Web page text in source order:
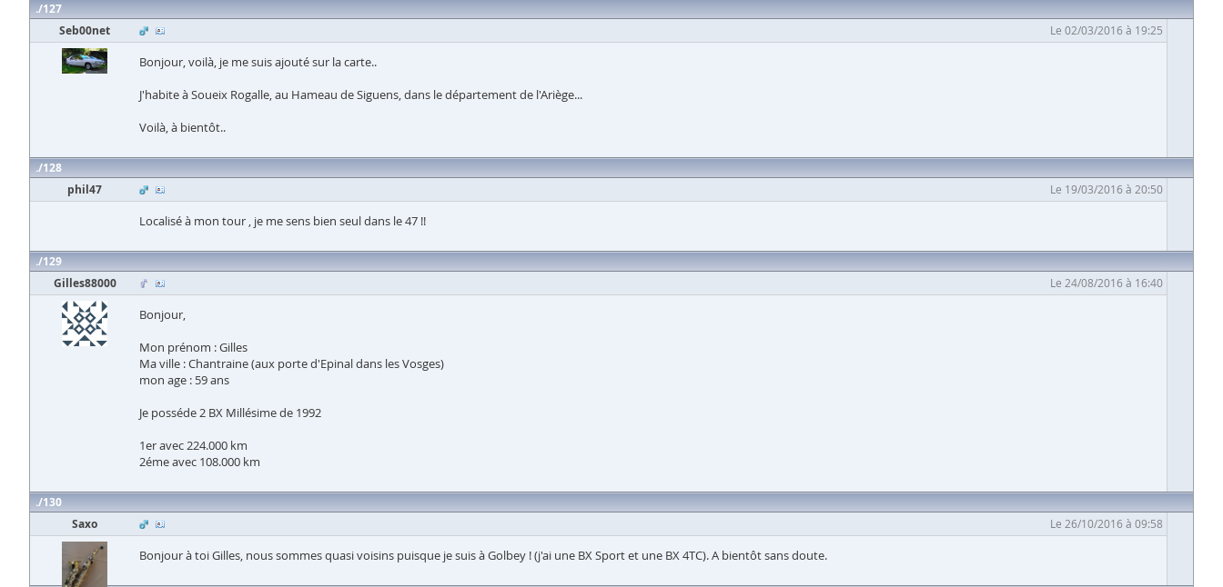
127
Seb00net
Le 02/03/2016 à 19:25
Bonjour, voilà, je me suis ajouté sur la carte..
J'habite à Soueix Rogalle, au Hameau de Siguens, dans le département de l'Ariège...
Voilà, à bientôt..
128
phil47
Le 19/03/2016 à 20:50
Localisé à mon tour , je me sens bien seul dans le 47 !!
129
Gilles88000
Le 24/08/2016 à 16:40
Bonjour,
Mon prénom : Gilles
Ma ville : Chantraine (aux porte d'Epinal dans les Vosges)
mon age : 59 ans
Je posséde 2 BX Millésime de 1992
1er avec 224.000 km
2éme avec 108.000 km
130
Saxo
Le 26/10/2016 à 09:58
Bonjour à toi Gilles, nous sommes quasi voisins puisque je suis à Golbey ! (j'ai une BX Sport et une BX 4TC). A bientôt sans doute.